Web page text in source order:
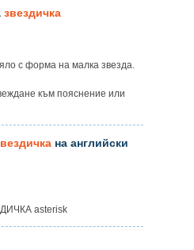
звездичка
с форма на малка звезда.
към пояснение или
на английски
asterisk